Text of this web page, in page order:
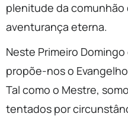
plenitude da comunhão
aventurança eterna.
Neste Primeiro
propõe-nos o
Tal como o Mestre,
tentados por